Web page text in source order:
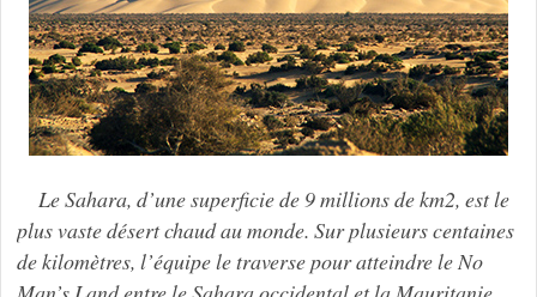
Le Sahara, d’une superficie de 9 millions de km2, est le
plus vaste désert chaud au monde. Sur plusieurs centaines
de kilomètres, l’équipe le traverse pour atteindre le No